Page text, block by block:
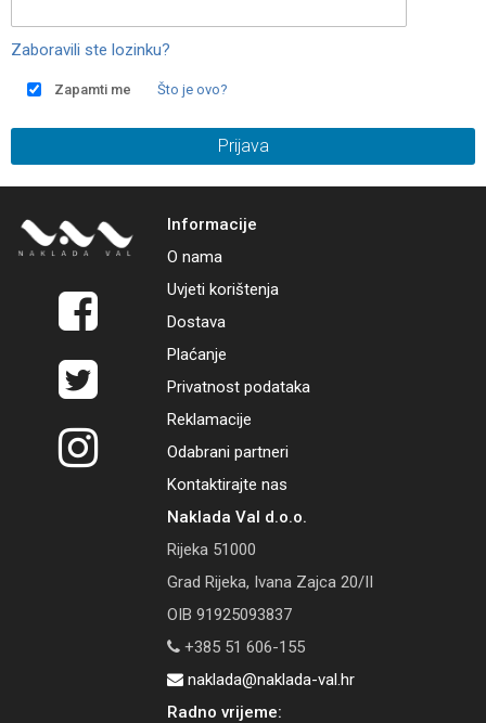
Zaboravili ste lozinku?
Zapamti me Što je ovo?
Prijava
Informacije
O nama
Uvjeti korištenja
Dostava
Plaćanje
Privatnost podataka
Reklamacije
Odabrani partneri
Kontaktirajte nas
Naklada Val d.o.o.
Rijeka 51000
Grad Rijeka, Ivana Zajca 20/II
OIB 91925093837
+385 51 606-155
naklada@naklada-val.hr
Radno vrijeme: